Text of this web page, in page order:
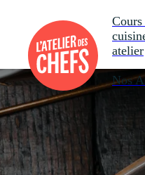
Cours
atelier
Nos